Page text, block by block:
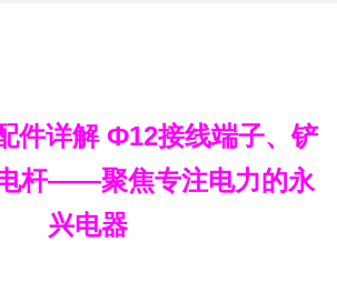
件详解 Ф12接线端子、铲
杆——聚焦专注电力的永
兴电器